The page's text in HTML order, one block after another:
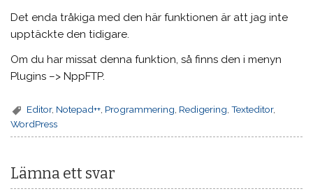
Det enda tråkiga med den här funktionen är att jag inte
upptäckte den tidigare.
Om du har missat denna funktion, så finns den i menyn
Plugins –> NppFTP.
Editor, Notepad++ Programmering Redigering ,Texteditor,
WordPress
Lämna ett svar